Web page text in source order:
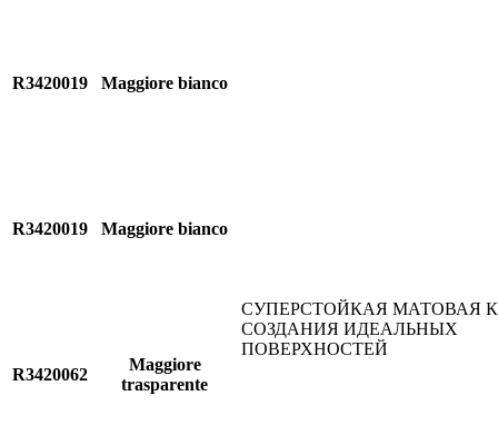
СУПЕРСТОЙКАЯ МАТОВАЯ
СОЗДАНИЯ ИДЕАЛЬНЫХ
ПОВЕРХНОСТЕЙ
R3420019 Maggiore bianco
R3420019 Maggiore bianco
R3420062
Maggiore
trasparente